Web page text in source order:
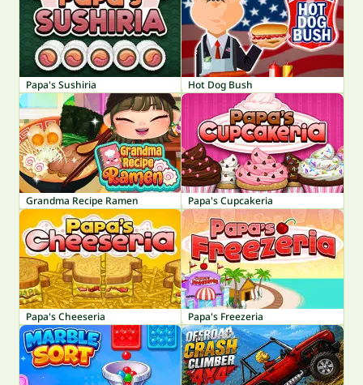
Papa's Sushiria Hot Dog Bush
Grandma Recipe Ramen Papa's Cupcakeria
Papa's Cheeseria Papa's Freezeria